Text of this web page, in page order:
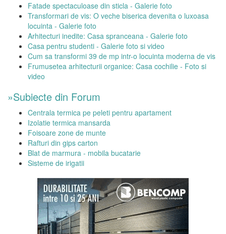
Fatade spectaculoase din sticla - Galerie foto
Transformari de vis: O veche biserica devenita o luxoasa
locuinta - Galerie foto
Arhitecturi inedite: Casa spranceana - Galerie foto
Casa pentru studenti - Galerie foto si video
Cum sa transformi 39 de mp intr-o locuinta moderna de vis
Frumusetea arhitecturii organice: Casa cochilie - Foto si
video
»Subiecte din Forum
Centrala termica pe peleti pentru apartament
Izolatie termica mansarda
Foisoare zone de munte
Rafturi din gips carton
Blat de marmura - mobila bucatarie
Sisteme de irigatii